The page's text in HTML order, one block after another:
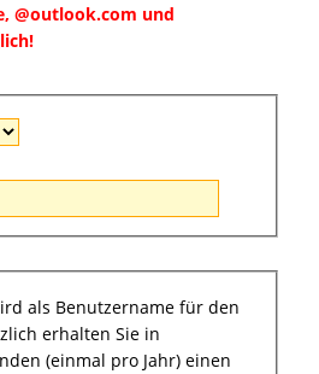
@outlook.com und
als Benutzername für den
erhalten Sie in
(einmal pro Jahr) einen